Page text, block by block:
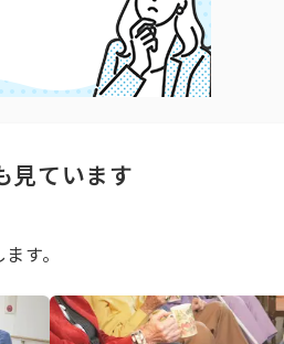
見ています
す。